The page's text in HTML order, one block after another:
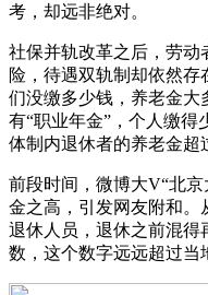
考，却远非绝对。
社保并轨改革之后，劳动
险，待遇双轨制却依然
们没缴多少钱，养老金大
有“职业年金”，个人缴得
体制内退休者的养老金超
前段时间，微博大V“北
金之高，引发网友附和。
退休人员，退休之前混得
数，这个数字远远超过当